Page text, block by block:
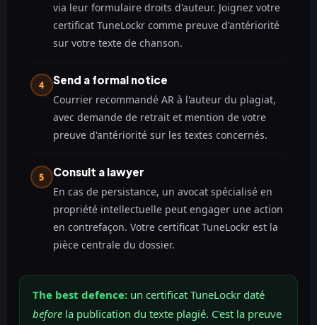
via leur formulaire droits d'auteur. Joignez votre
certificat TuneLockr comme preuve d'antériorité
sur votre texte de chanson.
4
Send a formal notice
Courrier recommandé AR à l'auteur du plagiat,
avec demande de retrait et mention de votre
preuve d'antériorité sur les textes concernés.
5
Consult a lawyer
En cas de persistance, un avocat spécialisé en
propriété intellectuelle peut engager une action
en contrefaçon. Votre certificat TuneLockr est la
pièce centrale du dossier.
The best defence: un certificat TuneLockr daté
before la publication du texte plagié. C'est la preuve